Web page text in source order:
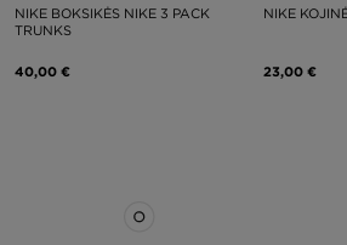
NIKE BOKSIKĖS NIKE 3 PACK
TRUNKS
40,00 €
NIKE
23,00 €